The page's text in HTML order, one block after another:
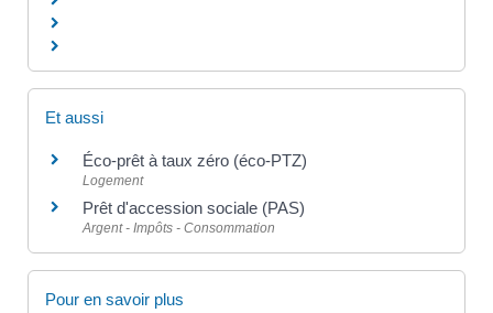
Et aussi
Éco-prêt à taux zéro (éco-PTZ)
Logement
Prêt d'accession sociale (PAS)
Argent - Impôts - Consommation
Pour en savoir plus